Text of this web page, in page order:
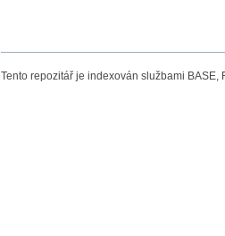
Tento repozitář je indexován službami BASE,